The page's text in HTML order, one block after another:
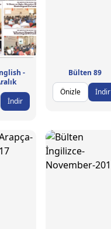
-
İndir
Bülten 89
Önizle
İndir